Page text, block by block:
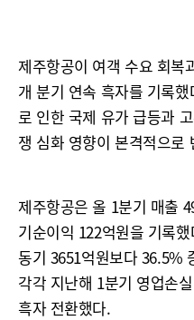
제주항공이 여객 수요 회복
개 분기 연속 흑자를 기록
로 인한 국제 유가 급등과
쟁 심화 영향이 본격적으로
제주항공은 올 1분기 매출
기순이익 122억원을 기록
동기 3651억원보다 36.5%
각각 지난해 1분기 영업손
흑자 전환했다.